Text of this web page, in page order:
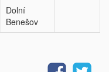
Dolní
Benešov